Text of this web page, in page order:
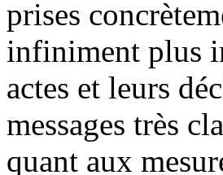
prises
infiniment plus
actes et leurs
messages très
quant aux